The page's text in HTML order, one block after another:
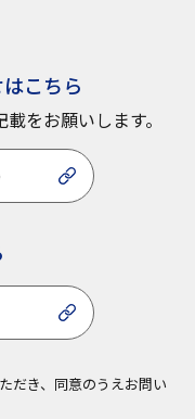
こちら
をお願いします。
だき、同意のうえお問い